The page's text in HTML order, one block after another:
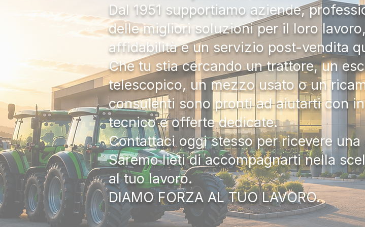
Dal 1951 supportiamo aziende,
delle migliori soluzioni per il loro
affidabilità e un servizio post-vendita
Che tu stia cercando un trattore, un
telescopico, un mezzo usato o un
consulenti sono pronti ad aiutarti con
tecnico e offerte dedicate.
Contattaci oggi stesso per ricevere
Saremo lieti di accompagnarti nella
al tuo lavoro.
DIAMO FORZA AL TUO LAVORO.